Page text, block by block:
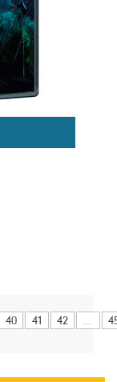
40 41 42 ...